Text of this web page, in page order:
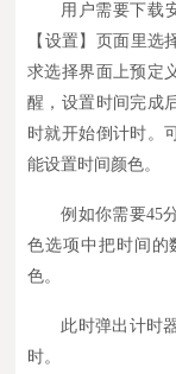
用户需要下载
【设置】页面里选
求选择界面上预定
醒，设置时间完成
时就开始倒计时。
能设置时间颜色。
例如你需要45
色选项中把时间的
色。
此时弹出计时
时。